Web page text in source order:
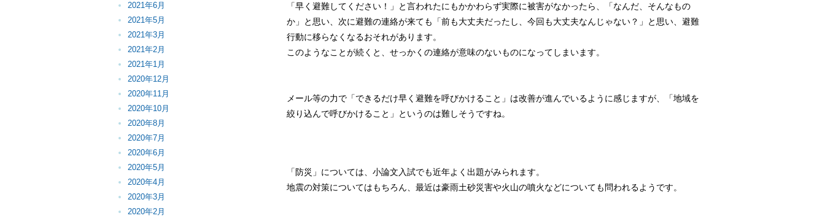
2021年6月
2021年5月
2021年3月
2021年2月
2021年1月
2020年12月
2020年11月
2020年10月
2020年8月
2020年7月
2020年6月
2020年5月
2020年4月
2020年3月
2020年2月
「早く避難してください！」と言われたにもかかわらず実際に被害がなかったら、「なんだ、そんなもの
か」と思い、次に避難の連絡が来ても「前も大丈夫だったし、今回も大丈夫なんじゃない？」と思い、避難
行動に移らなくなるおそれがあります。
このようなことが続くと、せっかくの連絡が意味のないものになってしまいます。
メール等の力で「できるだけ早く避難を呼びかけること」は改善が進んでいるように感じますが、「地域を
絞り込んで呼びかけること」というのは難しそうですね。
「防災」については、小論文入試でも近年よく出題がみられます。
地震の対策についてはもちろん、最近は豪雨土砂災害や火山の噴火などについても問われるようです。